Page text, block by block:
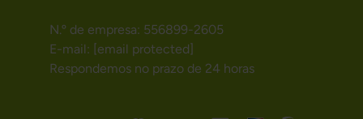
N.º de empresa: 556899-2605
E-mail: [email protected]
Respondemos no prazo de 24 horas